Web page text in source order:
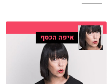
איפה הכסף